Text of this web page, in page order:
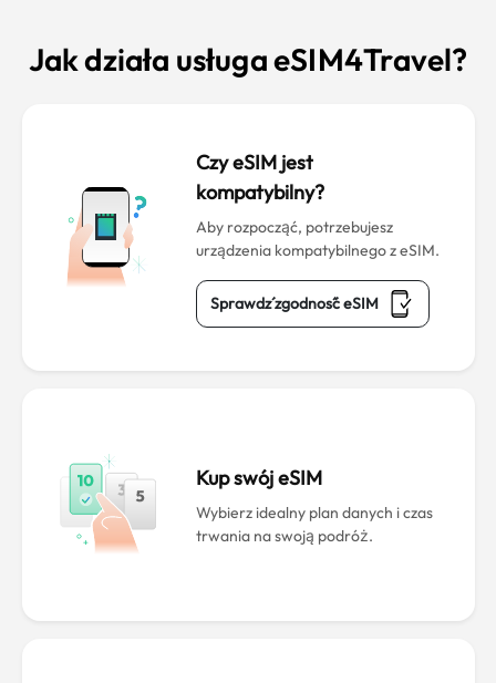
Jak działa usługa eSIM4Travel?
Czy eSIM jest
kompatybilny?
Aby rozpocząć, potrzebujesz
urządzenia kompatybilnego z eSIM.
Sprawdź zgodność eSIM
Kup swój eSIM
Wybierz idealny plan danych i czas
trwania na swoją podróż.